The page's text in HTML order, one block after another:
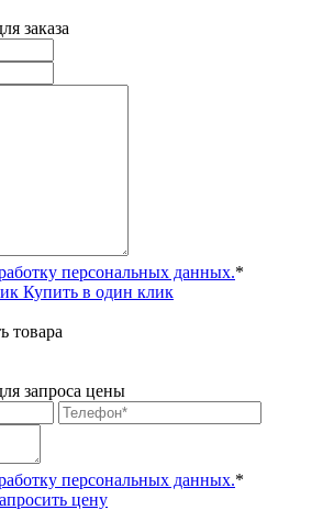
заказа
персональных данных.*
Купить в один клик
товара
запроса цены
персональных данных.*
цену